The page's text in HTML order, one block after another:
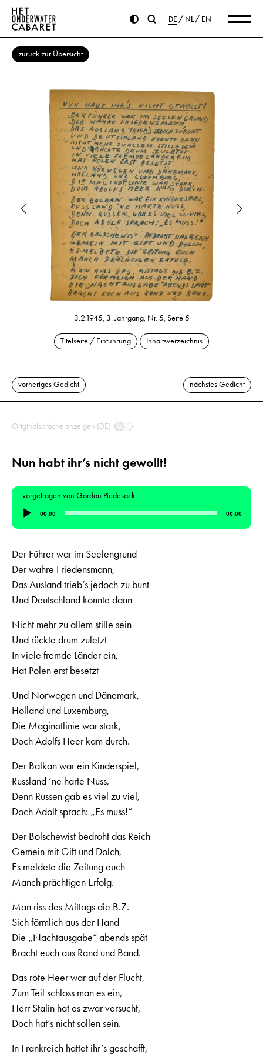
DE NL EN
zurück zur Übersicht
3.2.1945, 3. Jahrgang, Nr. 5, Seite 5
Titelseite / Einführung Inhaltsverzeichnis
vorheriges Gedicht nächstes Gedicht
Originalsprache anzeigen (DE)
Nun habt ihr’s nicht gewollt!
vorgetragen von Gordon Piedesack
Audio-
Player
00:00 00:00
Der Führer war im Seelengrund
Der wahre Friedensmann,
Das Ausland trieb’s jedoch zu bunt
Und Deutschland konnte dann
Nicht mehr zu allem stille sein
Und rückte drum zuletzt
In viele fremde Länder ein,
Hat Polen erst besetzt
Und Norwegen und Dänemark,
Holland und Luxemburg,
Die Maginotlinie war stark,
Doch Adolfs Heer kam durch.
Der Balkan war ein Kinderspiel,
Russland ‘ne harte Nuss,
Denn Russen gab es viel zu viel,
Doch Adolf sprach: „Es muss!“
Der Bolschewist bedroht das Reich
Gemein mit Gift und Dolch,
Es meldete die Zeitung euch
Manch prächtigen Erfolg.
Man riss des Mittags die B.Z.
Sich förmlich aus der Hand
Die „Nachtausgabe“ abends spät
Bracht euch aus Rand und Band.
Das rote Heer war auf der Flucht,
Zum Teil schloss man es ein,
Herr Stalin hat es zwar versucht,
Doch hat’s nicht sollen sein.
In Frankreich hattet ihr’s geschafft,